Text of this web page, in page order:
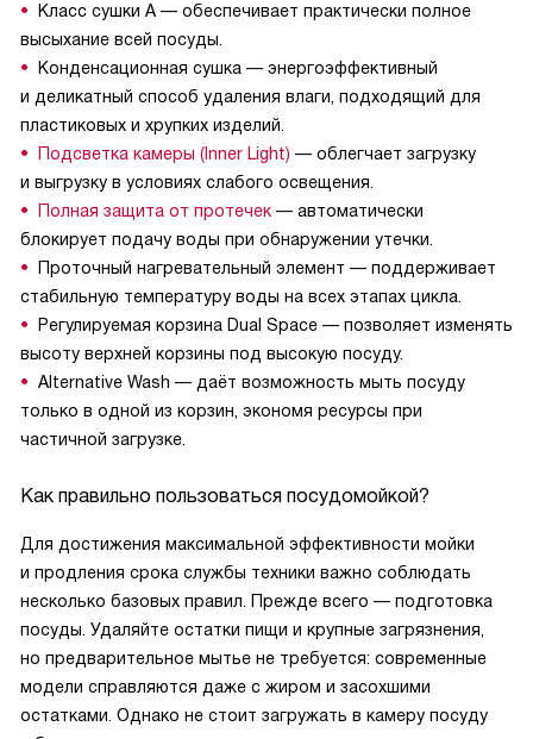
Класс сушки А — обеспечивает практически полное
высыхание всей посуды.
Конденсационная сушка — энергоэффективный
и деликатный способ удаления влаги, подходящий для
пластиковых и хрупких изделий.
Подсветка камеры (Inner Light) — облегчает загрузку
и выгрузку в условиях слабого освещения.
Полная защита от протечек — автоматически
блокирует подачу воды при обнаружении утечки.
Проточный нагревательный элемент — поддерживает
стабильную температуру воды на всех этапах цикла.
Регулируемая корзина Dual Space — позволяет изменять
высоту верхней корзины под высокую посуду.
Alternative Wash — даёт возможность мыть посуду
только в одной из корзин, экономя ресурсы при
частичной загрузке.
Как правильно пользоваться посудомойкой?
Для достижения максимальной эффективности мойки
и продления срока службы техники важно соблюдать
несколько базовых правил. Прежде всего — подготовка
посуды. Удаляйте остатки пищи и крупные загрязнения,
но предварительное мытье не требуется: современные
модели справляются даже с жиром и засохшими
остатками. Однако не стоит загружать в камеру посуду